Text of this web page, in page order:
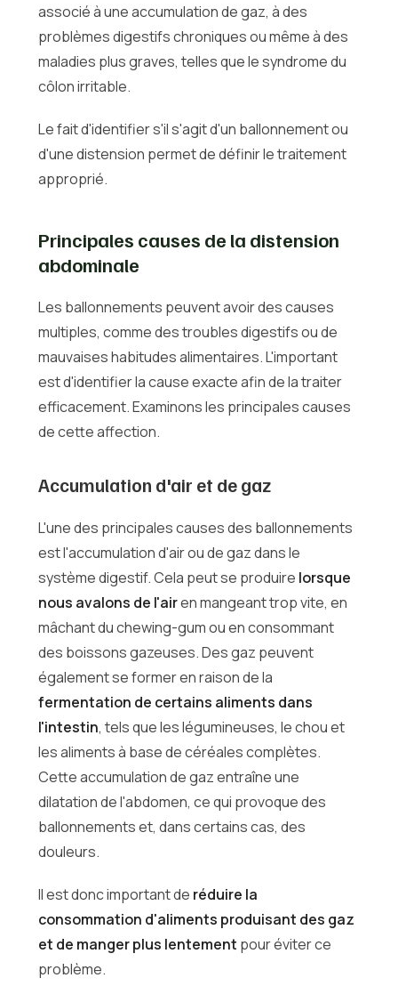
associé à une accumulation de gaz, à des
problèmes digestifs chroniques ou même à des
maladies plus graves, telles que le syndrome du
côlon irritable.
Le fait d'identifier s'il s'agit d'un ballonnement ou
d'une distension permet de définir le traitement
approprié.
Principales causes de la distension
abdominale
Les ballonnements peuvent avoir des causes
multiples, comme des troubles digestifs ou de
mauvaises habitudes alimentaires. L'important
est d'identifier la cause exacte afin de la traiter
efficacement. Examinons les principales causes
de cette affection.
Accumulation d'air et de gaz
L'une des principales causes des ballonnements
est l'accumulation d'air ou de gaz dans le
système digestif. Cela peut se produire lorsque
nous avalons de l'airen mangeant trop vite, en
mâchant du chewing-gum ou en consommant
des boissons gazeuses. Des gaz peuvent
également se former en raison de la
fermentation de certains aliments dans
l'intestin, tels que les légumineuses, le chou et
les aliments à base de céréales complètes.
Cette accumulation de gaz entraîne une
dilatation de l'abdomen, ce qui provoque des
ballonnements et, dans certains cas, des
douleurs.
Il est donc important de réduire la
consommation d'aliments produisant des gaz
et de manger plus lentement pour éviter ce
problème.